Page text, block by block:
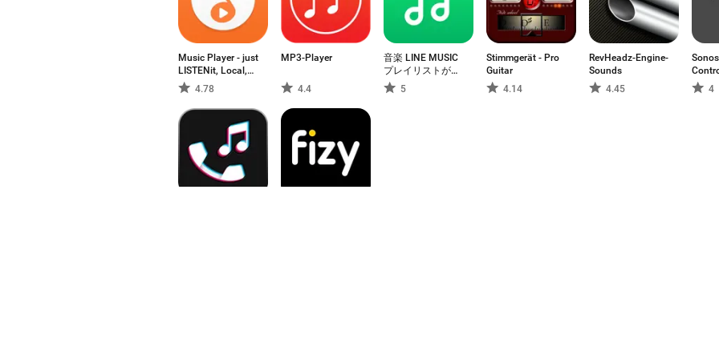
Music Player - just
LISTENit, Local,
Without Wifi
4.78
MP3-Player
4.4
音楽 LINE MUSIC
プレイリストが豊
富！音楽アプリ
5
Stimmgerät - Pro
Guitar
4.14
RevHeadz-Engine-
Sounds
4.45
Sonos
4